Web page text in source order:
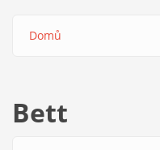
Jste zde
Domů
Bett